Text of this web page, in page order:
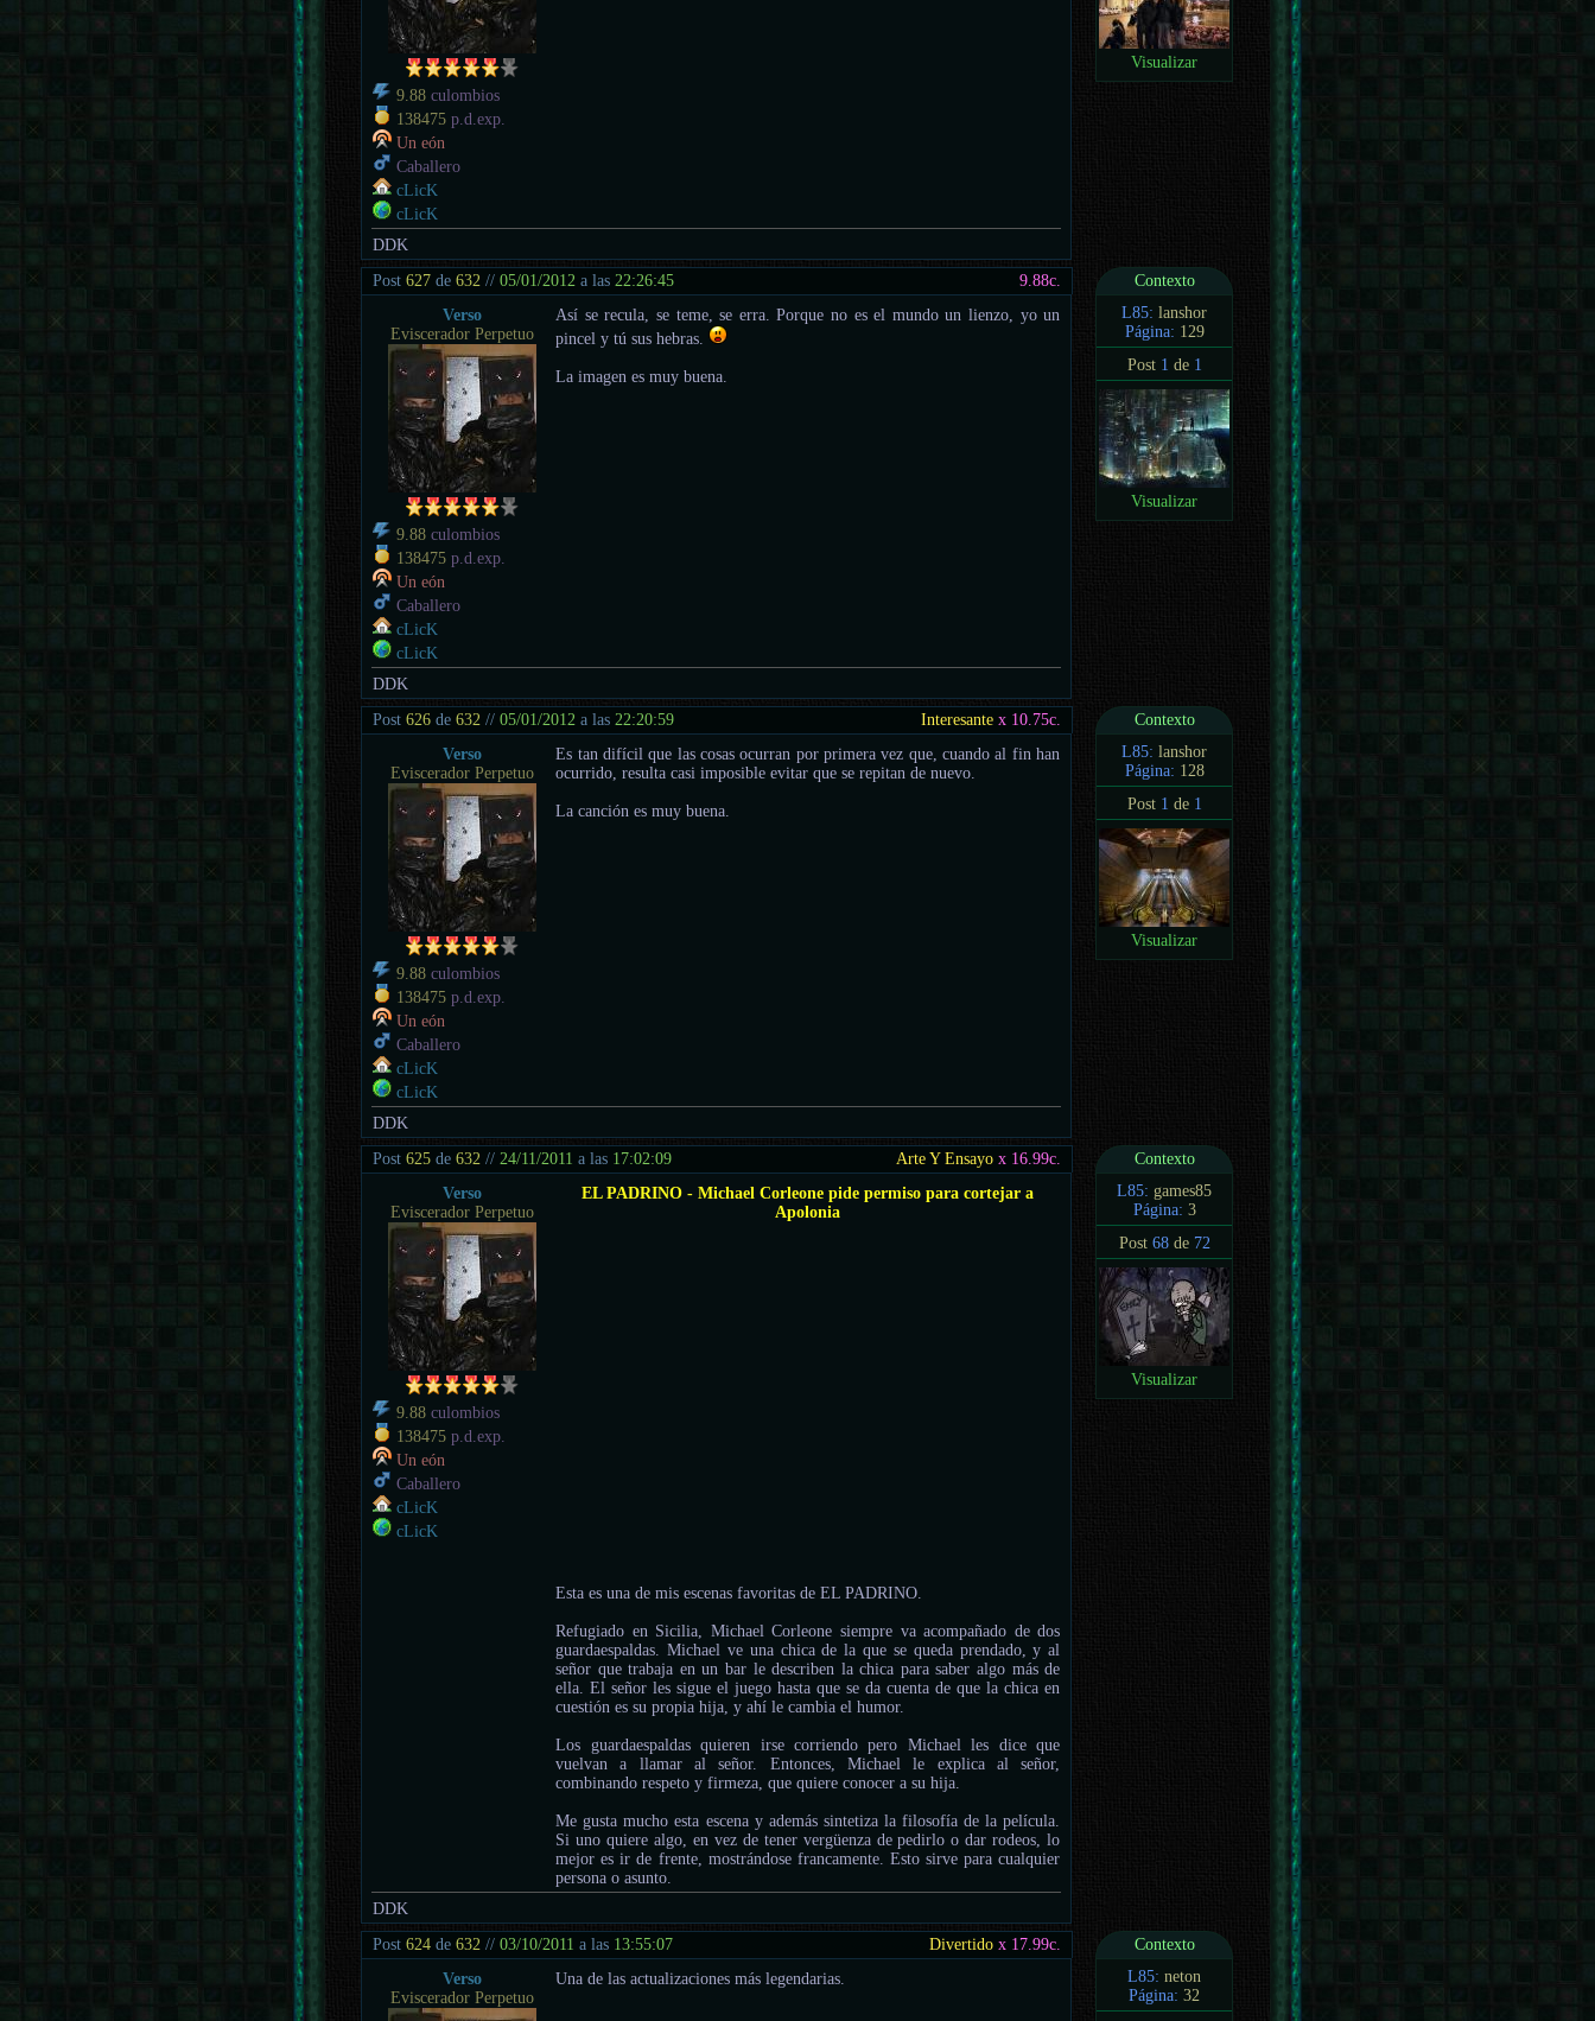
9.88 culombios
138475 p.d.exp.
Un eón
Caballero
cLicK
cLicK
DDK
Visualizar
Post627 de632 //05/01/2012 a las 22:26:45 9.88c.
Verso
Eviscerador Perpetuo
9.88 culombios
138475 p.d.exp.
Un eón
Caballero
cLicK
cLicK
Así se recula, se teme, se erra. Porque no es el mundo un lienzo, yo un
pincel y tú sus hebras.
La imagen es muy buena.
DDK
Contexto
L85: lanshor
Página: 129
Post 1 de 1
Visualizar
Post626 de632 //05/01/2012 a las 22:20:59 Interesante x 10.75c.
Verso
Eviscerador Perpetuo
9.88 culombios
138475 p.d.exp.
Un eón
Caballero
cLicK
cLicK
Es tan difícil que las cosas ocurran por primera vez que, cuando al fin han
ocurrido, resulta casi imposible evitar que se repitan de nuevo.
La canción es muy buena.
DDK
Contexto
L85: lanshor
Página: 128
Post 1 de 1
Visualizar
Post625 de632 // 24/11/2011 a las 17:02:09 Arte Y Ensayo x 16.99c.
Verso
Eviscerador Perpetuo
9.88 culombios
138475 p.d.exp.
Un eón
Caballero
cLicK
cLicK
EL PADRINO - Michael Corleone pide permiso para cortejar a
Apolonia
Esta es una de mis escenas favoritas de EL PADRINO.
Refugiado en Sicilia, Michael Corleone siempre va acompañado de dos
guardaespaldas. Michael ve una chica de la que se queda prendado, y al
señor que trabaja en un bar le describen la chica para saber algo más de
ella. El señor les sigue el juego hasta que se da cuenta de que la chica en
cuestión es su propia hija, y ahí le cambia el humor.
Los guardaespaldas quieren irse corriendo pero Michael les dice que
vuelvan a llamar al señor. Entonces, Michael le explica al señor,
combinando respeto y firmeza, que quiere conocer a su hija.
Me gusta mucho esta escena y además sintetiza la filosofía de la película.
Si uno quiere algo, en vez de tener vergüenza de pedirlo o dar rodeos, lo
mejor es ir de frente, mostrándose francamente. Esto sirve para cualquier
persona o asunto.
DDK
Contexto
L85: games85
Página: 3
Post 68de 72
Visualizar
Post624 de632 //03/10/2011 a las 13:55:07 Divertido x 17.99c.
Verso
Eviscerador Perpetuo
Una de las actualizaciones más legendarias.
Contexto
L85: neton
Página: 32